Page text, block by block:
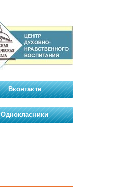
Вконтакте
Однокласники